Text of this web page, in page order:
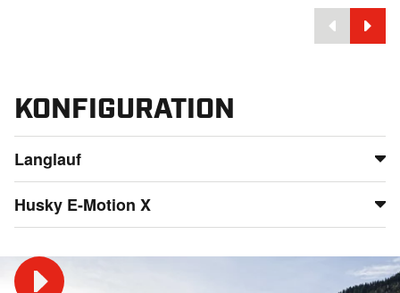
KONFIGURATION
Langlauf
Der Husky E-Motion mit Nordic Liner garantiert perfekte
Loipen für fantastische Langlauf-Erlebnisse.
Skating
Husky E-Motion X
Bewegungsbereich des Schilds und einen deutlich
vergrößerten Bewegungsbereich der Fräse. LED-Lichter,